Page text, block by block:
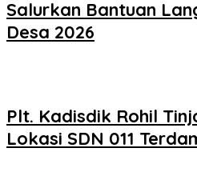
Salurkan Bantuan
Desa 2026
Plt. Kadisdik Rohil
Lokasi SDN 011